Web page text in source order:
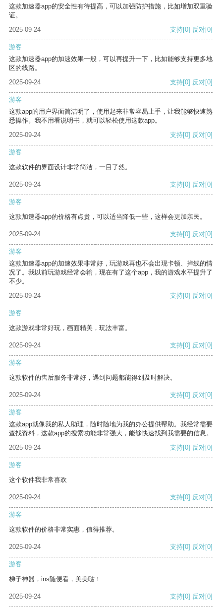
这款加速器app的安全性有待提高，可以加强防护措施，比如增加双重验
证。
2025-09-24
支持[0] 反对[0]
游客
这款加速器app的加速效果一般，可以再提升一下，比如能够支持更多地
区的线路。
2025-09-24
支持[0] 反对[0]
游客
这款app的用户界面简洁明了，使用起来非常容易上手，让我能够快速熟
悉操作。我不用看说明书，就可以轻松使用这款app。
2025-09-24
支持[0] 反对[0]
游客
这款软件的界面设计非常简洁，一目了然。
2025-09-24 支持[0] 反对[0]
游客
这款加速器app的价格有点贵，可以适当降低一些，这样会更加亲民。
2025-09-24 支持[0] 反对[0]
游客
这款加速器app的加速效果非常好，玩游戏再也不会出现卡顿、掉线的情
况了。我以前玩游戏经常会输，现在有了这个app，我的游戏水平提升了
不少。
2025-09-24
支持[0] 反对[0]
游客
这款游戏非常好玩，画面精美，玩法丰富。
2025-09-24 支持[0] 反对[0]
游客
这款软件的售后服务非常好，遇到问题都能得到及时解决。
2025-09-24 支持[0] 反对[0]
游客
这款app就像我的私人助理，随时随地为我的办公提供帮助。我经常需要
查找资料，这款app的搜索功能非常强大，能够快速找到我需要的信息。
2025-09-24
支持[0] 反对[0]
游客
这个软件我非常喜欢
2025-09-24 支持[0] 反对[0]
游客
这款软件的价格非常实惠，值得推荐。
2025-09-24 支持[0] 反对[0]
游客
梯子神器，ins随便看，美美哒！
2025-09-24 支持[0] 反对[0]